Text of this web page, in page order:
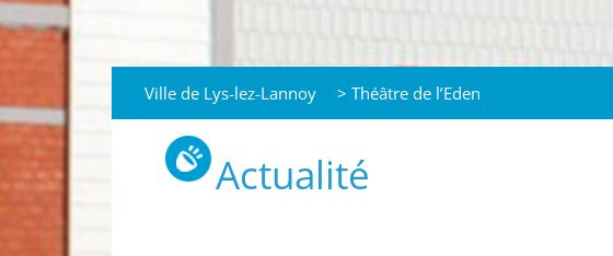
Ville de Lys-lez-Lannoy > Théâtre de l’Eden
Actualité